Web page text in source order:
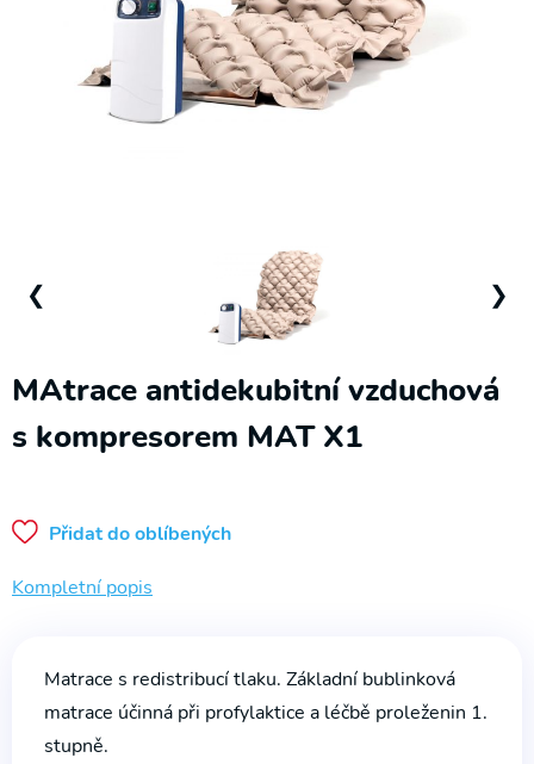
sedáky a
zádové
Polohovací
křesla
Pomůcky
Rehabilitační
přístroje
❯
❮
MAtrace antidekubitní vzduchová
s kompresorem MAT X1
Přidat do oblíbených
Kompletní popis
Matrace s redistribucí tlaku. Základní bublinková
matrace účinná při profylaktice a léčbě proleženin 1.
stupně.